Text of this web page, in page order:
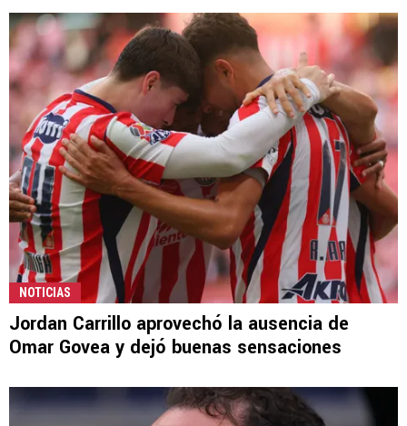
NOTICIAS
Jordan Carrillo aprovechó la ausencia de
Omar Govea y dejó buenas sensaciones